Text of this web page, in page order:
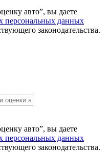
авто”, вы даете
персональных данных
законодательства.
авто”, вы даете
персональных данных
законодательства.